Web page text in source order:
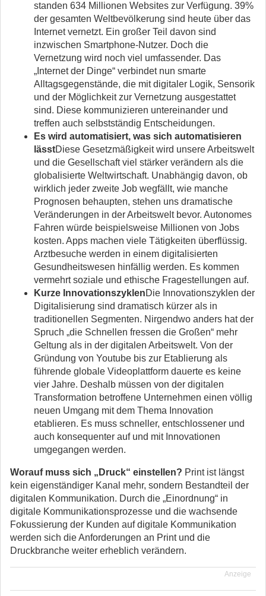
standen 634 Millionen Websites zur Verfügung. 39%
der gesamten Weltbevölkerung sind heute über das
Internet vernetzt. Ein großer Teil davon sind
inzwischen Smartphone-Nutzer. Doch die
Vernetzung wird noch viel umfassender. Das
„Internet der Dinge“ verbindet nun smarte
Alltagsgegenstände, die mit digitaler Logik, Sensorik
und der Möglichkeit zur Vernetzung ausgestattet
sind. Diese kommunizieren untereinander und
treffen auch selbstständig Entscheidungen.
Es wird automatisiert, was sich automatisieren
lässtDiese Gesetzmäßigkeit wird unsere Arbeitswelt
und die Gesellschaft viel stärker verändern als die
globalisierte Weltwirtschaft. Unabhängig davon, ob
wirklich jeder zweite Job wegfällt, wie manche
Prognosen behaupten, stehen uns dramatische
Veränderungen in der Arbeitswelt bevor. Autonomes
Fahren würde beispielsweise Millionen von Jobs
kosten. Apps machen viele Tätigkeiten überflüssig.
Arztbesuche werden in einem digitalisierten
Gesundheitswesen hinfällig werden. Es kommen
vermehrt soziale und ethische Fragestellungen auf.
Kurze InnovationszyklenDie Innovationszyklen der
Digitalisierung sind dramatisch kürzer als in
traditionellen Segmenten. Nirgendwo anders hat der
Spruch „die Schnellen fressen die Großen“ mehr
Geltung als in der digitalen Arbeitswelt. Von der
Gründung von Youtube bis zur Etablierung als
führende globale Videoplattform dauerte es keine
vier Jahre. Deshalb müssen von der digitalen
Transformation betroffene Unternehmen einen völlig
neuen Umgang mit dem Thema Innovation
etablieren. Es muss schneller, entschlossener und
auch konsequenter auf und mit Innovationen
umgegangen werden.
Worauf muss sich „Druck“ einstellen? Print ist längst
kein eigenständiger Kanal mehr, sondern Bestandteil der
digitalen Kommunikation. Durch die „Einordnung“ in
digitale Kommunikationsprozesse und die wachsende
Fokussierung der Kunden auf digitale Kommunikation
werden sich die Anforderungen an Print und die
Druckbranche weiter erheblich verändern.
Anzeige